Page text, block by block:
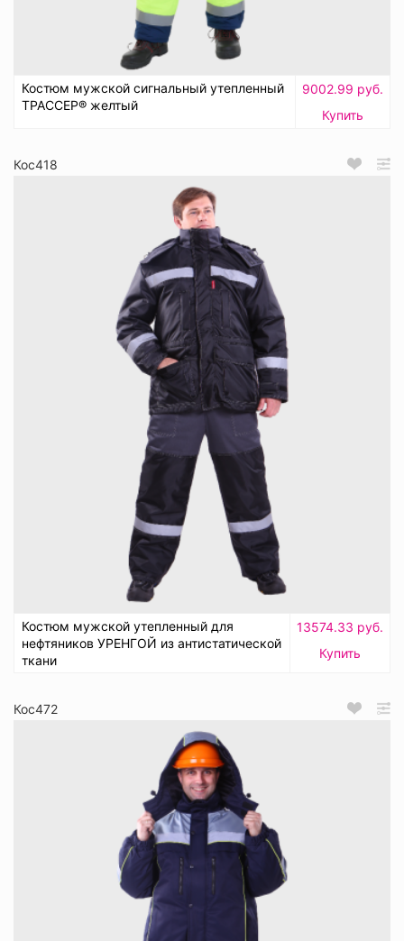
Костюм мужской сигнальный утепленный
ТРАССЕР® желтый
9002.99 руб.
Купить
Кос418
Костюм мужской утепленный для
нефтяников УРЕНГОЙ из антистатической
ткани
13574.33 руб.
Купить
Кос472